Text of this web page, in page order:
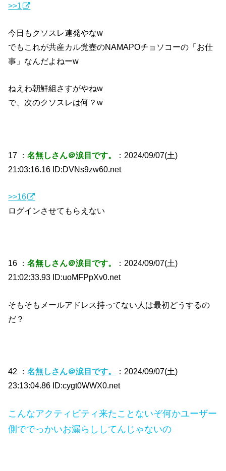
>>1
今日もクソスレ連発やなw
でもこれが共産カル党壺のNAMAPOチョソコーの「お仕
事」なんだよねーw
ねえわ朝鮮組さすがやねw
で、次のクソスレは何？w
17 ：名無しさん＠涙目です。
：2024/09/07(土)
21:03:16.16 ID:DVNs9zw60.net
>>16
ログインさせてもらえない
16 ：名無しさん＠涙目です。
：2024/09/07(土)
21:02:33.93 ID:uoMFPpXv0.net
そもそもメールアドレス持ってない人は最初どうするの
だ？
42 ：名無しさん＠涙目です。
：2024/09/07(土)
23:13:04.86 ID:cygt0WWX0.net
こんなアクティビティ来たことないぞ何かユーザー
側ででっかいお漏らししてんじゃないの